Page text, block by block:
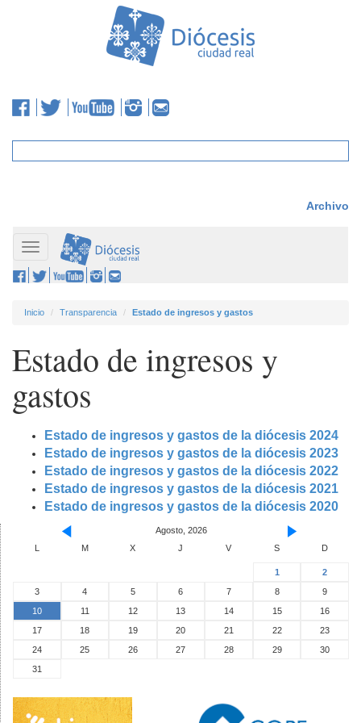
Archivo
Toggle
navigation
Inicio Transparencia Estado de ingresos y gastos
Estado de ingresos y
gastos
Estado de ingresos y gastos de la diócesis 2024
Estado de ingresos y gastos de la diócesis 2023
Estado de ingresos y gastos de la diócesis 2022
Estado de ingresos y gastos de la diócesis 2021
Estado de ingresos y gastos de la diócesis 2020
Agosto, 2026
L
M X J V S D
1
2
3
4 5 6 7 8
9
10
11 12 13 14 15
16
17
18 19 20 21 22
23
24
25 26 27 28 29
30
31